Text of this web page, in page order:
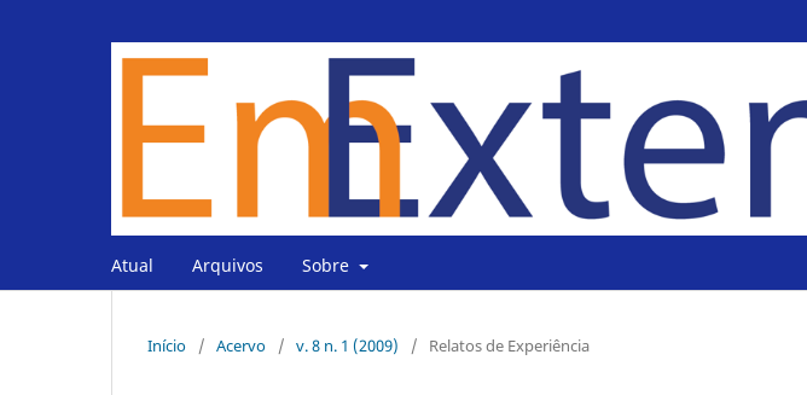
Atual Arquivos Sobre
Início / Acervo / v. 8 n. 1 (2009) / Relatos de Experiência